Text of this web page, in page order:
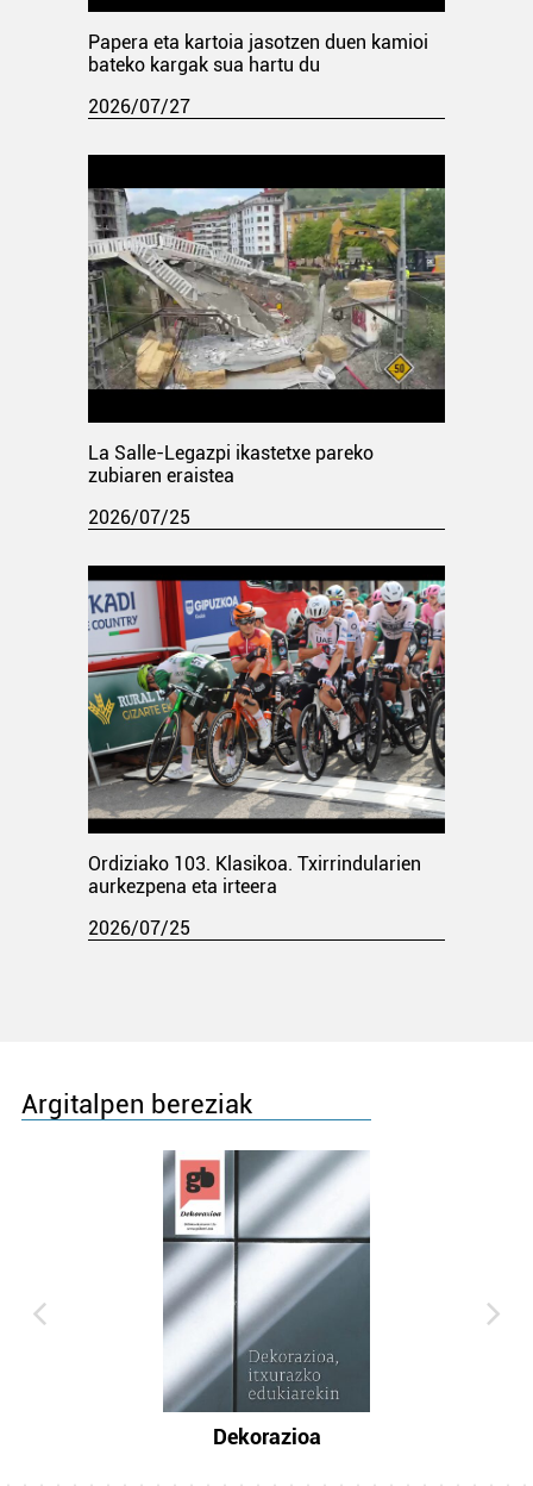
Papera eta kartoia jasotzen duen kamioi
bateko kargak sua hartu du
2026/07/27
La Salle-Legazpi ikastetxe pareko
zubiaren eraistea
2026/07/25
Ordiziako 103. Klasikoa. Txirrindularien
aurkezpena eta irteera
2026/07/25
Argitalpen bereziak
Dekorazioa